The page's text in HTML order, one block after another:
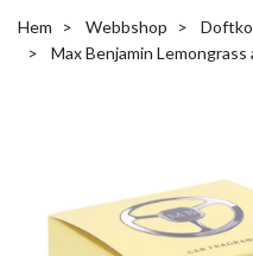
Hem Webbshop
Max Benjamin